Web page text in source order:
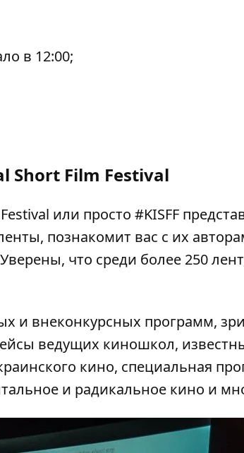
в 12:00;
Short Film Festival
или просто #KISFF
познакомит вас с их
что среди более 250
и внеконкурсных программ,
ведущих киношкол,
кино, специальная
и радикальное кино и